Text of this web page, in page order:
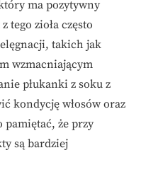
ma pozytywny
tego zioła często
takich jak
wzmacniającym
płukanki z soku z
kondycję włosów oraz
że przy
są bardziej